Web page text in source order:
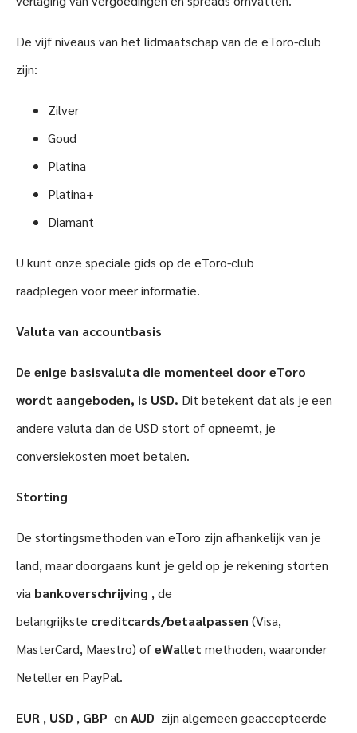
De vijf niveaus van het lidmaatschap van de eToro-club
zijn:
Zilver
Goud
Platina
Platina+
Diamant
U kunt onze speciale gids op de eToro-club
raadplegen voor meer informatie.
Valuta van accountbasis
De enige basisvaluta die momenteel door eToro
wordt aangeboden, is USD. Dit betekent dat als je een
andere valuta dan de USD stort of opneemt, je
conversiekosten moet betalen.
Storting
De stortingsmethoden van eToro zijn afhankelijk van je
land, maar doorgaans kunt je geld op je rekening storten
via bankoverschrijving , de
belangrijkste creditcards/betaalpassen (Visa,
MasterCard, Maestro) ofeWallet methoden, waaronder
Neteller en PayPal.
EUR , USD , GBP en AUD zijn algemeen geaccepteerde